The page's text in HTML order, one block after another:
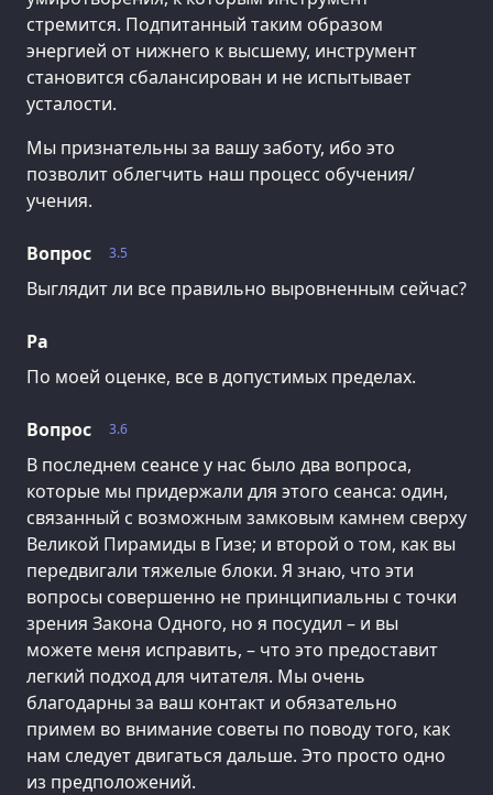
стремится. Подпитанный таким образом
энергией от нижнего к высшему, инструмент
становится сбалансирован и не испытывает
усталости.
Мы признательны за вашу заботу, ибо это
позволит облегчить наш процесс обучения/
учения.
3.5
Вопрос
Выглядит ли все правильно выровненным сейчас?
Ра
По моей оценке, все в допустимых пределах.
3.6
Вопрос
В последнем сеансе у нас было два вопроса,
которые мы придержали для этого сеанса: один,
связанный с возможным замковым камнем сверху
Великой Пирамиды в Гизе; и второй о том, как вы
передвигали тяжелые блоки. Я знаю, что эти
вопросы совершенно не принципиальны с точки
зрения Закона Одного, но я посудил – и вы
можете меня исправить, – что это предоставит
легкий подход для читателя. Мы очень
благодарны за ваш контакт и обязательно
примем во внимание советы по поводу того, как
нам следует двигаться дальше. Это просто одно
из предположений.